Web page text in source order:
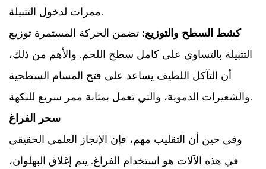
استخلاص
الملح
والبروتين
3.2
الأحماض
والإنزيمات
4
لماذا
يعتبر
الهبوط
ممرات لدخول التتبيلة.
كشط السطح والتوزيع: تضمن الحركة المستمرة توزيع
التتبيلة بالتساوي على كامل سطح اللحم. والأهم من ذلك،
أن التآكل اللطيف يساعد على فتح المسام السطحية
والشعيرات الدموية، والتي تعمل بمثابة ممر سريع للنكهة.
سحر الفراغ
وفي حين أن التقليب مهم، فإن الإنجاز العلمي الحقيقي
في هذه الآلات هو استخدام الفراغ. يتم إغلاق البهلوان،